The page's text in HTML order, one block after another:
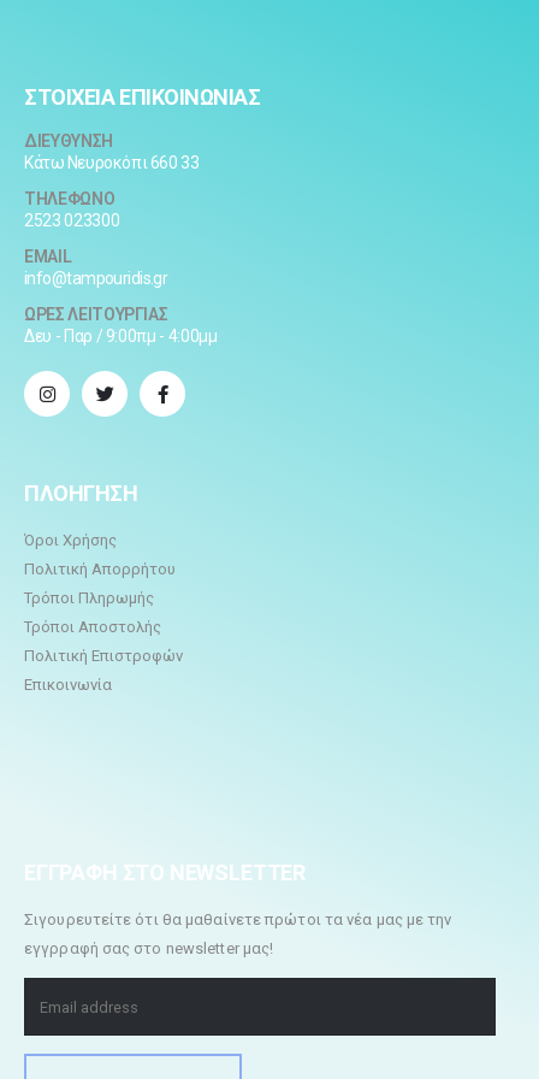
ΣΤΟΙΧΕΙΑ ΕΠΙΚΟΙΝΩΝΙΑΣ
ΔΙΕΥΘΥΝΣΗ
Κάτω Νευροκόπι 660 33
ΤΗΛΕΦΩΝΟ
2523 023300
EMAIL
info@tampouridis.gr
ΩΡΕΣ ΛΕΙΤΟΥΡΓΙΑΣ
Δευ - Παρ / 9:00πμ - 4:00μμ
ΠΛΟΗΓΗΣΗ
Όροι Χρήσης
Πολιτική Απορρήτου
Τρόποι Πληρωμής
Τρόποι Αποστολής
Πολιτική Επιστροφών
Επικοινωνία
ΕΓΓΡΑΦΗ ΣΤΟ NEWSLETTER
Σιγουρευτείτε ότι θα μαθαίνετε πρώτοι τα νέα μας με την
εγγρραφή σας στο newsletter μας!